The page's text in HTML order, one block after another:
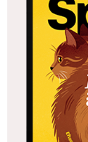
religiösa begrepp
חבל על הזמן ”chaval al hazman” = ’slöseri med tid’,
vilket i
det är fantastiskt